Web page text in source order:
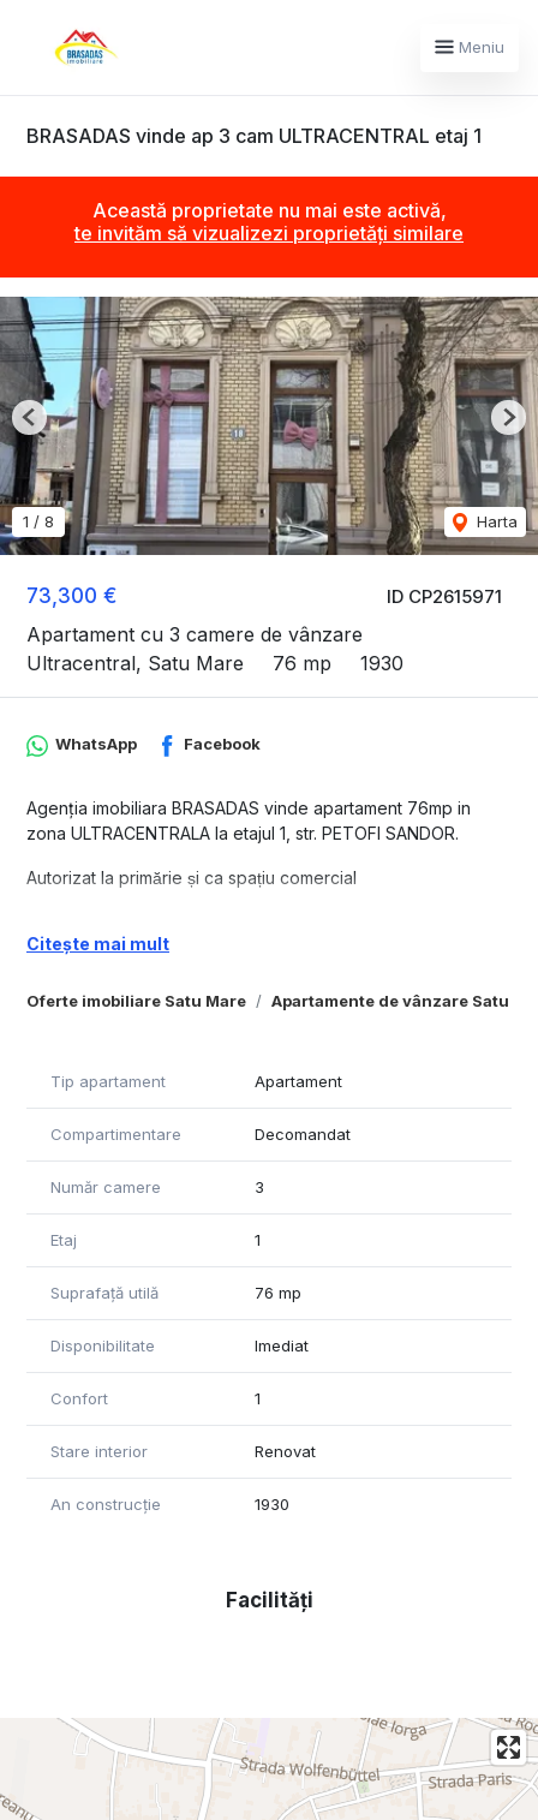
Meniu
BRASADAS vinde ap 3 cam ULTRACENTRAL etaj 1
Această proprietate nu mai este activă,
te invităm să vizualizezi proprietăți similare
ID CP2615971
73,300 €
Apartament cu 3 camere de vânzare
Ultracentral, Satu Mare
76 mp 1930
1 / 8 Harta
Previous
Oferte imobiliare Satu Mare Apartamente de vânzare Satu
WhatsApp Facebook
Agenția imobiliara BRASADAS vinde apartament 76mp in
zona ULTRACENTRALA la etajul 1, str. PETOFI SANDOR.
Autorizat la primărie și ca spațiu comercial
Design interior cu deviz de produse inclus.
Living-dining-1baie-1 dormitor-1 birou.
Citește mai mult
Tip apartament Apartament
Compartimentare Decomandat
Număr camere 3
Etaj 1
Suprafață utilă 76 mp
Disponibilitate Imediat
Confort 1
Stare interior Renovat
An construcție 1930
Facilități